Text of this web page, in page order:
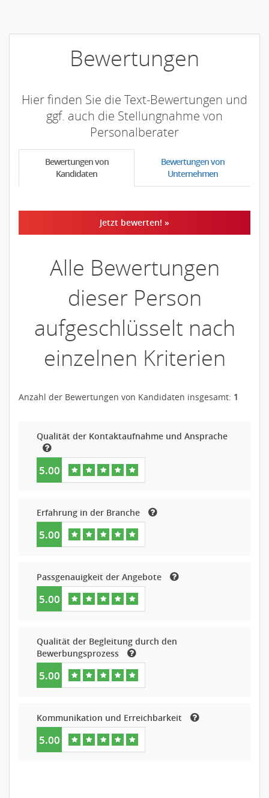
Bewertungen
Hier finden Sie die Text-Bewertungen und
ggf. auch die Stellungnahme von
Personalberater
Bewertungen von
Kandidaten
Bewertungen von
Unternehmen
Jetzt bewerten! »
Alle Bewertungen
dieser Person
aufgeschlüsselt nach
einzelnen Kriterien
Anzahl der Bewertungen von Kandidaten insgesamt: 1
Qualität der Kontaktaufnahme und Ansprache
5.00
Erfahrung in der Branche
5.00
Passgenauigkeit der Angebote
5.00
Qualität der Begleitung durch den
Bewerbungsprozess
5.00
Kommunikation und Erreichbarkeit
5.00